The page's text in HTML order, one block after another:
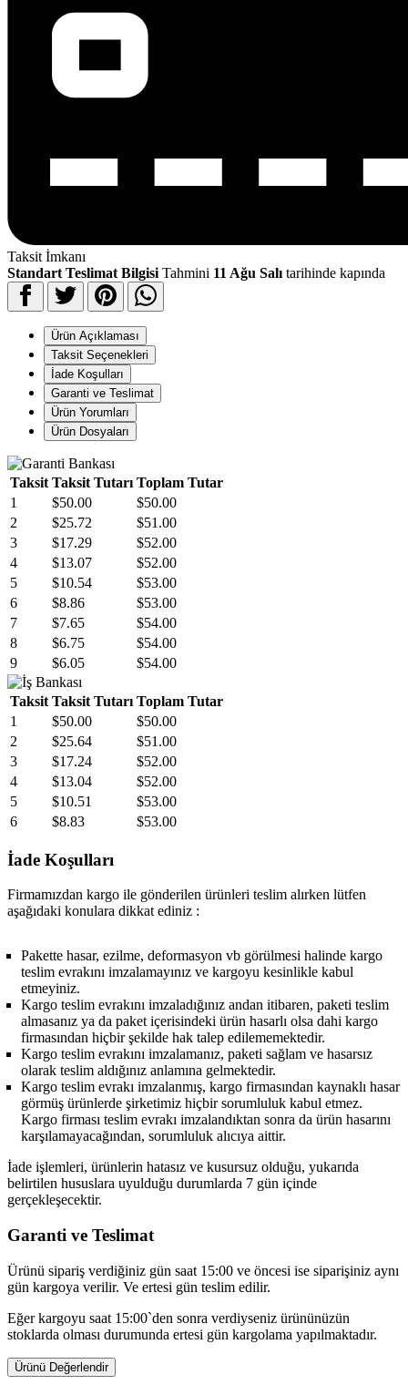
Taksit İmkanı
Standart Teslimat Bilgisi Tahmini 11 Ağu Salı tarihinde kapında
Ürün Açıklaması
Taksit Seçenekleri
İade Koşulları
Garanti ve Teslimat
Ürün Yorumları
Ürün Dosyaları
Taksit Taksit Tutarı Toplam Tutar
1
$50.00
$50.00
2
$25.72
$51.00
3
$17.29
$52.00
4
$13.07
$52.00
5
$10.54
$53.00
6
$8.86
$53.00
7
$7.65
$54.00
8
$6.75
$54.00
9
$6.05 $54.00
Taksit Taksit Tutarı Toplam Tutar
1
$50.00
$50.00
2
$25.64
$51.00
3
$17.24
$52.00
4
$13.04
$52.00
5
$10.51
$53.00
6
$8.83 $53.00
İade Koşulları
Firmamızdan kargo ile gönderilen ürünleri teslim alırken lütfen
aşağıdaki konulara dikkat ediniz :
Pakette hasar, ezilme, deformasyon vb görülmesi halinde kargo
teslim evrakını imzalamayınız ve kargoyu kesinlikle kabul
etmeyiniz.
Kargo teslim evrakını imzaladığınız andan itibaren, paketi teslim
almasanız ya da paket içerisindeki ürün hasarlı olsa dahi kargo
firmasından hiçbir şekilde hak talep edilememektedir.
Kargo teslim evrakını imzalamanız, paketi sağlam ve hasarsız
olarak teslim aldığınız anlamına gelmektedir.
Kargo teslim evrakı imzalanmış, kargo firmasından kaynaklı hasar
görmüş ürünlerde şirketimiz hiçbir sorumluluk kabul etmez.
Kargo firması teslim evrakı imzalandıktan sonra da ürün hasarını
karşılamayacağından, sorumluluk alıcıya aittir.
İade işlemleri, ürünlerin hatasız ve kusursuz olduğu, yukarıda
belirtilen hususlara uyulduğu durumlarda 7 gün içinde
gerçekleşecektir.
Garanti ve Teslimat
Ürünü sipariş verdiğiniz gün saat 15:00 ve öncesi ise siparişiniz aynı
gün kargoya verilir. Ve ertesi gün teslim edilir.
Eğer kargoyu saat 15:00`den sonra verdiyseniz ürününüzün
stoklarda olması durumunda ertesi gün kargolama yapılmaktadır.
Ürünü Değerlendir